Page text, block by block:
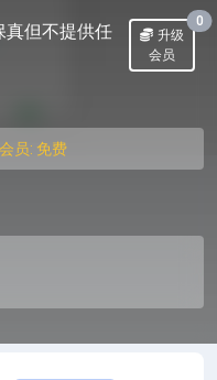
真但不提供任
升级
会员
0
员: 免费